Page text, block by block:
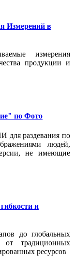
Измерений в
измерения
продукции и
по Фото
для раздевания по
людей,
не имеющие
и
до глобальных
от традиционных
ресурсов